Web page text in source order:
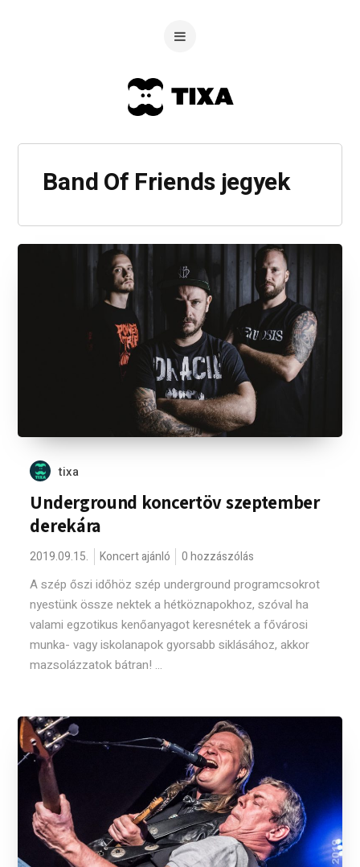
Band Of Friends jegyek
tixa
Underground koncertöv szeptember
derekára
2019.09.15. Koncert ajánló 0 hozzászólás
A szép őszi időhöz szép underground programcsokrot
nyestünk össze nektek a hétköznapokhoz, szóval ha
valami egzotikus kenőanyagot keresnétek a fővárosi
munka- vagy iskolanapok gyorsabb siklásához, akkor
mazsolázzatok bátran! ...